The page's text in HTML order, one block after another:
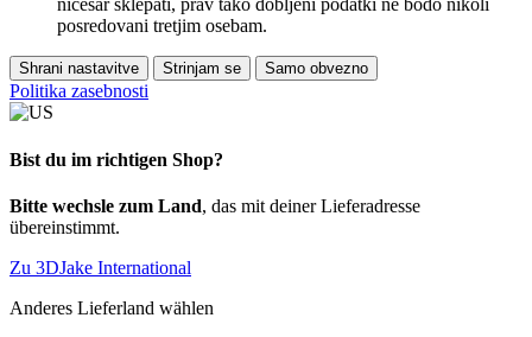
ničesar sklepati, prav tako dobljeni podatki ne bodo nikoli
posredovani tretjim osebam.
Shrani nastavitve Strinjam se Samo obvezno
Politika zasebnosti
Bist du im richtigen Shop?
Bitte wechsle zum Land, das mit deiner Lieferadresse
übereinstimmt.
Zu 3DJake International
Anderes Lieferland wählen